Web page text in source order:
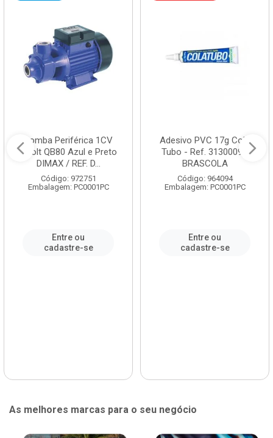
Bomba Periférica 1CV
Bivolt QB80 Azul e Preto
DIMAX / REF. D...
Código: 972751
Embalagem: PC0001PC
Entre ou
cadastre-se
Adesivo PVC 17g Cola
Tubo - Ref. 3130009 -
BRASCOLA
Código: 964094
Embalagem: PC0001PC
Entre ou
cadastre-se
As melhores marcas para o seu negócio